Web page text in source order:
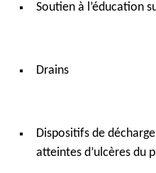
Soutien à l’éducation
Drains
Dispositifs de
atteintes d’ulcères du